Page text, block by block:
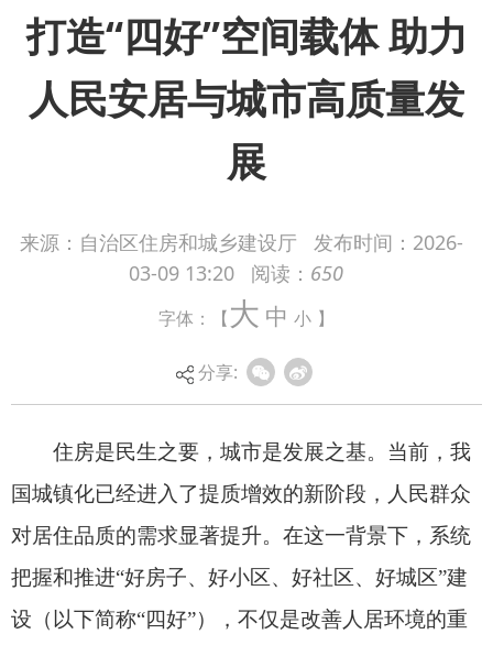
打造“四好”空间载体 助力
人民安居与城市高质量发
展
来源：自治区住房和城乡建设厅 发布时间： 2026-
03-09 13:20
阅读： 650
字体：【大 中 小 】
分享:
住房是民生之要，城市是发展之基。当前，我
国城镇化已经进入了提质增效的新阶段，人民群众
把握和推进“好房子、好小区、好社区、好城区”建
要实践，更是推动城市高质量发展的内在要求。从
空间逻辑看，“四好”并非简单的尺度递进，而是功
好房子
筑基“四好”体系的逻辑起点
“好房子”是“四好”的最小单元和核心载体，是